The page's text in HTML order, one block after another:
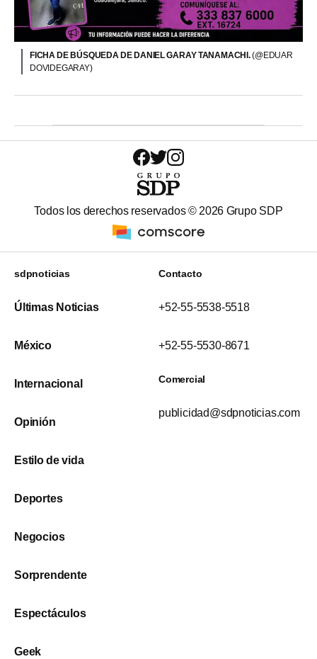
FICHA DE BÚSQUEDA DE DANIEL GARAY TANAMACHI.(@EDUAR
DOVIDEGARAY)
Todos los derechos reservados © 2026 Grupo SDP
sdpnoticias
Últimas Noticias
México
Internacional
Opinión
Estilo de vida
Deportes
Negocios
Sorprendente
Espectáculos
Geek
Contacto
+52-55-5538-5518
+52-55-5530-8671
Comercial
publicidad@sdpnoticias.com